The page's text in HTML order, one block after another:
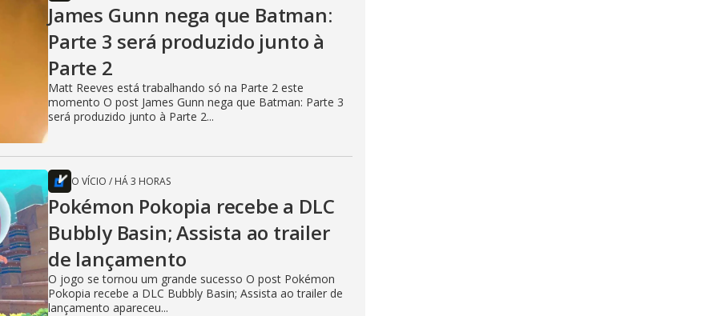
James Gunn nega que Batman:
Parte 3 será produzido junto à
Parte 2
Matt Reeves está trabalhando só na Parte 2 este
momento O post James Gunn nega que Batman: Parte 3
será produzido junto à Parte 2...
O VÍCIO / HÁ 3 HORAS
Pokémon Pokopia recebe a DLC
Bubbly Basin; Assista ao trailer
de lançamento
O jogo se tornou um grande sucesso O post Pokémon
Pokopia recebe a DLC Bubbly Basin; Assista ao trailer de
lançamento apareceu...